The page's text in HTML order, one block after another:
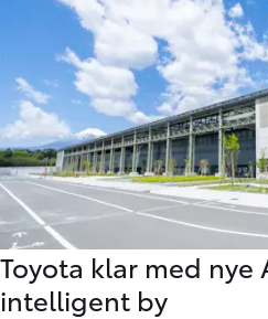
Toyota klar med
intelligent by